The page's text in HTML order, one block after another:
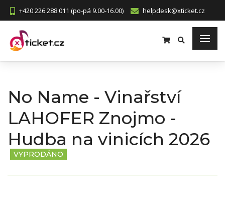
+420 226 288 011 (po-pá 9.00-16.00) helpdesk@xticket.cz
No Name - Vinařství
LAHOFER Znojmo -
Hudba na vinicích 2026
VYPRODÁNO